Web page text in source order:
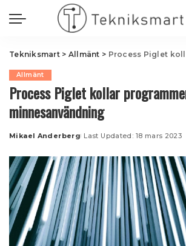
Tekniksmart> Allmänt > Process Piglet kollar
Allmänt
Process Piglet kollar
minnesanvändning
Posted
Mikael Anderberg Last Updated: 18 mars 2023